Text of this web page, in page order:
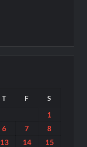
T F S
1
6 7
8
13 14
15